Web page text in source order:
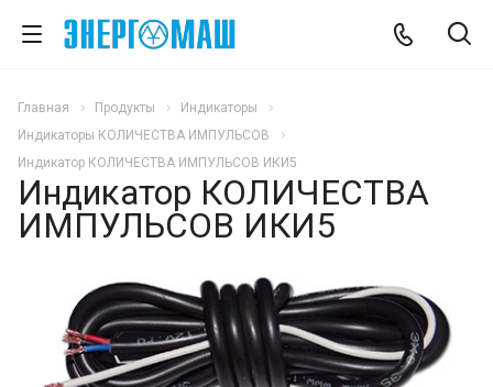
Главная Продукты
Индикаторы
Индикаторы КОЛИЧЕСТВА ИМПУЛЬСОВ
Индикатор КОЛИЧЕСТВА ИМПУЛЬСОВ ИКИ5
Индикатор КОЛИЧЕСТВА
ИМПУЛЬСОВ ИКИ5